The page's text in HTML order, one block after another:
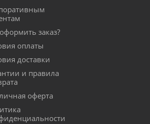
заказ?
оплаты
доставки
и правила
оферта